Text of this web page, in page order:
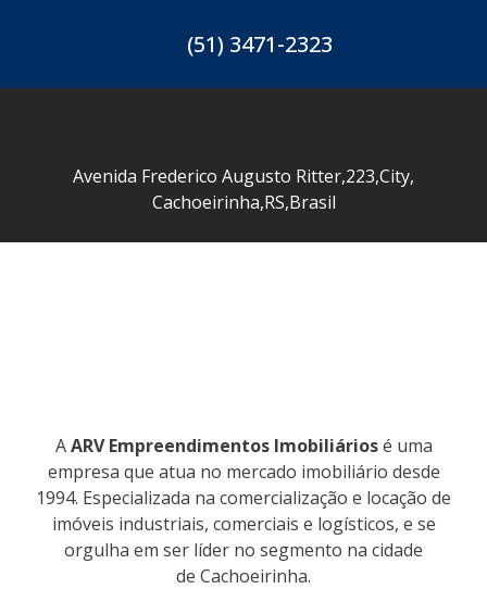
(51) 3471-2323
Avenida Frederico Augusto Ritter,223,City,
Cachoeirinha,RS,Brasil
AARV Empreendimentos Imobiliáriosé uma
empresa que atua no mercado imobiliário desde
1994. Especializada na comercialização e locação de
imóveis industriais, comerciais e logísticos, e se
orgulha em ser líder no segmento na cidade
de Cachoeirinha.